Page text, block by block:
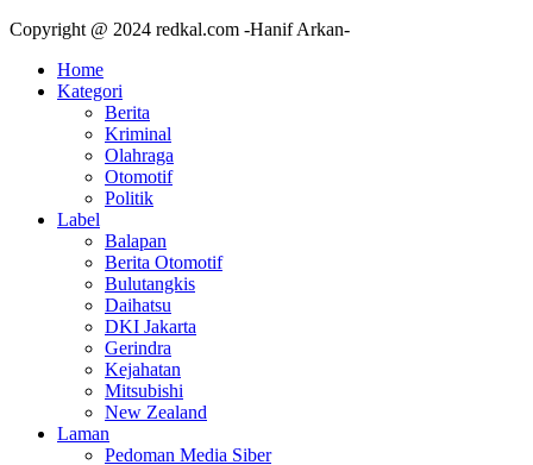
Copyright @ 2024 redkal.com -Hanif Arkan-
Home
Kategori
Berita
Kriminal
Olahraga
Otomotif
Politik
Label
Balapan
Berita Otomotif
Bulutangkis
Daihatsu
DKI Jakarta
Gerindra
Kejahatan
Mitsubishi
New Zealand
Laman
Pedoman Media Siber